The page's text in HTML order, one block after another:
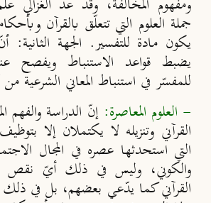
جملة العلوم التي تتعلّق بالقرآن
يكون مادة للتفسير. الجهة
يضبط قواعد الاستنباط ويفصح
للمفسّر في استنباط المعاني الشرعية من
- العلوم المعاصرة:إنّ الدراسة والفهم
القرآني وتنزيله لا يكتملان إلا
التي استحدثها عصره في المجال
والكوني، وليس في ذلك أيّ نقص
القرآني كما يدّعي بعضهم، بل في